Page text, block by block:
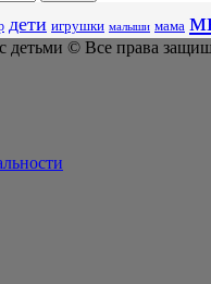
дети игрушки малыши мама
детьми © Все права